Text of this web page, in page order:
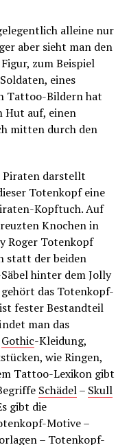
alleine nur
aber sieht man den
zum Beispiel
eines
Tattoo-Bildern hat
Hut auf, einen
mitten durch den
Piraten darstellt
Totenkopf eine
Kopftuch. Auf
Knochen in
Roger Totenkopf
statt der beiden
hinter dem Jolly
gehört das Totenkopf-
fester Bestandteil
man das
Gothic-Kleidung,
wie Ringen,
Tattoo-Lexikon gibt
Schädel– Skull
gibt die
Motive –
– Totenkopf-